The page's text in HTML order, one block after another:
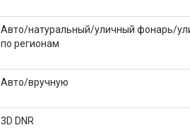
Авто/натуральный/уличный фонарь/
по регионам
Авто/вручную
3D DNR